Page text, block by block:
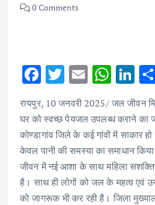
0 Comments
F
e
b
o
o
k
T
w
it
te
r
E
m
ai
l
W
at
s
A
p
p
Li
n
k
e
dI
n
रायपुर, 10 जनवरी 2025/ जल जीवन
घर को स्वच्छ पेयजल उपलब्ध कराने का
कोण्डागांव जिले के कई गांवों में साकार
केवल पानी की समस्या का समाधान
जीवन में नई आशा के साथ महिला
है। साथ ही लोगों को जल के महत्व एवं
को जागरूक भी कर रही है। जिला